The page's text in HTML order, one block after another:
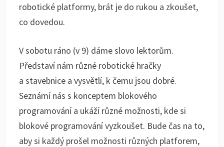
robotické platformy, brát je do rukou a zkoušet,
co dovedou.
V sobotu ráno (v 9) dáme slovo lektorům.
Představí nám různé robotické hračky
a stavebnice a vysvětlí, k čemu jsou dobré.
Seznámí nás s konceptem blokového
programování a ukáží různé možnosti, kde si
blokové programování vyzkoušet. Bude čas na to,
aby si každý prošel možnosti různých platforem,